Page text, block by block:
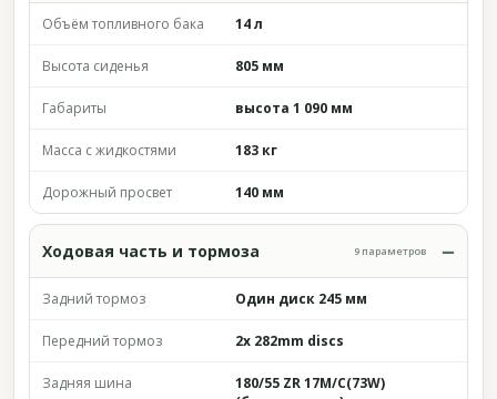
Объём топливного бака 14 л
Высота сиденья 805 мм
Габариты высота 1 090 мм
Масса с жидкостями 183 кг
Дорожный просвет 140 мм
Ходовая часть и тормоза 9 параметров
Задний тормоз Один диск 245 мм
Передний тормоз 2x 282mm discs
Задняя шина
180/55 ZR 17M/C(73W)